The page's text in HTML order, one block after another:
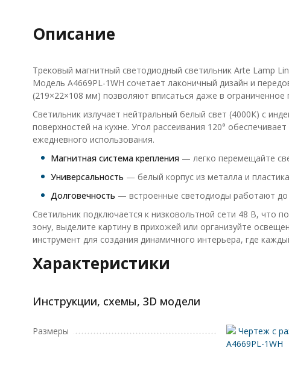
Описание
Трековый магнитный светодиодный светильник Arte Lamp
Модель A4669PL-1WH сочетает лаконичный дизайн и
(219×22×108 мм) позволяют вписаться даже в ограниченное
Светильник излучает нейтральный белый свет (4000К) с
поверхностей на кухне. Угол рассеивания 120°
ежедневного использования.
Магнитная система крепления— легко перемещайте
Универсальность — белый корпус из металла и
Долговечность — встроенные светодиоды работают до
Светильник подключается к низковольтной сети 48 В, что
зону, выделите картину в прихожей или организуйте
инструмент для создания динамичного интерьера, где
Характеристики
Инструкции, схемы, 3D модели
Размеры
Чертеж с
A4669PL-1WH